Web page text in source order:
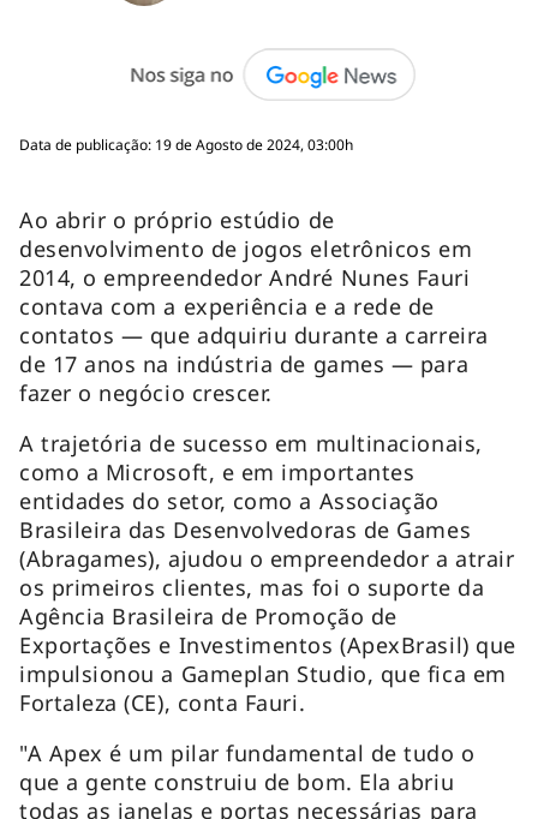
Data de publicação: 19 de Agosto de 2024, 03:00h
Ao abrir o próprio estúdio de
desenvolvimento de jogos eletrônicos em
2014, o empreendedor André Nunes Fauri
contava com a experiência e a rede de
contatos — que adquiriu durante a carreira
de 17 anos na indústria de games — para
fazer o negócio crescer.
A trajetória de sucesso em multinacionais,
como a Microsoft, e em importantes
entidades do setor, como a Associação
Brasileira das Desenvolvedoras de Games
(Abragames), ajudou o empreendedor a atrair
os primeiros clientes, mas foi o suporte da
Agência Brasileira de Promoção de
Exportações e Investimentos (ApexBrasil) que
impulsionou a Gameplan Studio, que fica em
Fortaleza (CE), conta Fauri.
"A Apex é um pilar fundamental de tudo o
que a gente construiu de bom. Ela abriu
todas as janelas e portas necessárias para